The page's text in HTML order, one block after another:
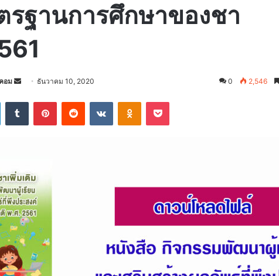
รฐานการศึกษาของชา
อม
Send ธันวาคม 10, 2020 0 2,546
LinkedInTumblr PinterestReddit VKontakteOdnoklassniki
Pocket